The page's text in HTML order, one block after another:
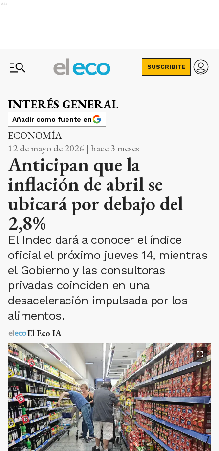
Ads
SUSCRIBITE
INTERÉS GENERAL
Añadir como fuente en
ECONOMÍA
12 de mayo de 2026 | hace 3 meses
Anticipan que la
inflación de abril se
ubicará por debajo del
2,8%
El Indec dará a conocer el índice
oficial el próximo jueves 14, mientras
el Gobierno y las consultoras
privadas coinciden en una
desaceleración impulsada por los
alimentos.
El Eco IA